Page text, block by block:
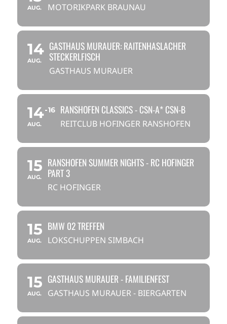
AUG. MOTORIKPARK BRAUNAU
14
AUG.
GASTHAUS MURAUER: RAITENHASLACHER
STECKERLFISCH
GASTHAUS MURAUER
14
AUG.
16 RANSHOFEN CLASSICS - CSN-A* CSN-B
REITCLUB HOFINGER RANSHOFEN
15
AUG.
RANSHOFEN SUMMER NIGHTS - RC HOFINGER
PART 3
RC HOFINGER
15
AUG.
BMW 02 TREFFEN
LOKSCHUPPEN SIMBACH
15
AUG.
GASTHAUS MURAUER - FAMILIENFEST
GASTHAUS MURAUER - BIERGARTEN